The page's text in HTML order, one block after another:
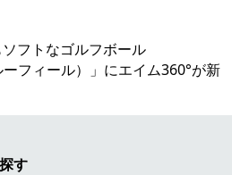
フトなゴルフボール
ーフィール）」にエイム360°が新
す